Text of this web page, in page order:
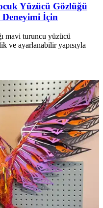
Yüzücü Gözlüğü
İçin
mavi turuncu yüzücü
ve ayarlanabilir yapısıyla